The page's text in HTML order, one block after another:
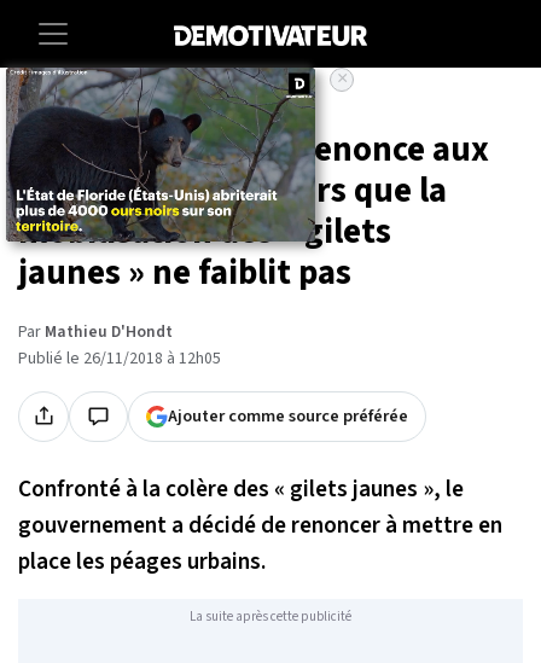
Accueil Societe
Le gouvernement renonce aux
péages urbains, alors que la
mobilisation des « gilets
jaunes » ne faiblit pas
Par Mathieu D'Hondt
Publié le 26/11/2018 à 12h05
Ajouter comme source préférée
Confronté à la colère des « gilets jaunes », le
gouvernement a décidé de renoncer à mettre en
place les péages urbains.
La suite après cette publicité
×